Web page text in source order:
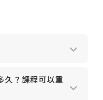
久？課程可以重